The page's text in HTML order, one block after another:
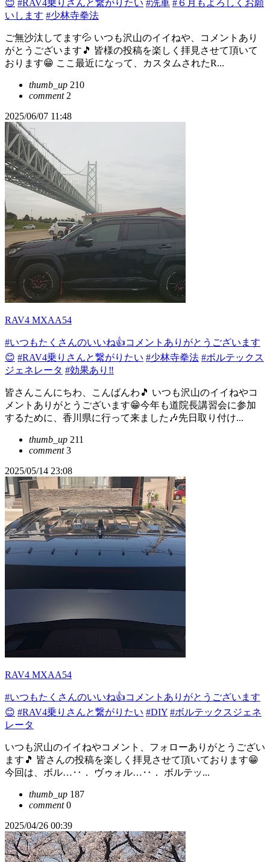
😊 #RAV4乗りさんと繋がりたい #洗車 #６月もよろしくお願
いします #少林寺拳法
ご無沙汰してます💦 いつも沢山のイイねや、コメントあり
がとうございます🎵 皆様の投稿を楽しく拝見させて頂いて
おります😁 ここ最近になって、カスタムされたR...
thumb_up 210
comment2
2025/06/07 11:48
RAV4 MXAA54
#いつもたくさんのいいね👍コメントありがとうございます
😊 #RAV4乗りさんと繋がりたい #少林寺拳法 #ボルテックス
ジェネレータ #効果あり‼️
皆さんこんにちわ、こんばんわ🎵 いつも沢山のイイねやコ
メントありがとうございます😁今年も道院長講習会に参加
するために、香川県に行って来ました🎶先日取り付け...
thumb_up 211
comment3
2025/05/14 23:08
RAV4 MXAA54
#いつもたくさんのいいね👍コメントありがとうございます
😊 #RAV4乗りさんと繋がりたい #DIY #ボルテックスジェネ
レータ
いつも沢山のイイねやコメント、フォローありがとうござい
ます🎵 皆さんの投稿を楽しく拝見させて頂いております😁
今回は、ボル…‥． ヴゥォル…‥． ボルテッ...
thumb_up 187
comment0
2025/04/26 00:39